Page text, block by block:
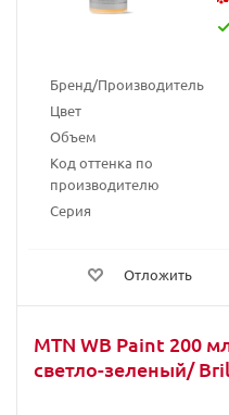
Бренд/Производитель
Цвет
Объем
Код оттенка по
производителю
Серия
Отложить
MTN WB Paint 200
светло-зеленый/